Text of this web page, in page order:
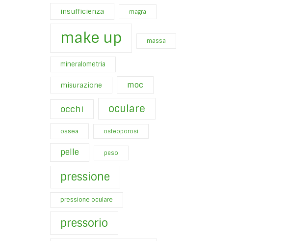
insufficienza magra
make up massa
mineralometria
misurazione moc
occhi oculare
ossea osteoporosi
pelle peso
pressione
pressione oculare
pressorio